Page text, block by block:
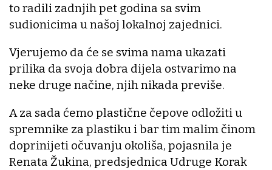
to radili zadnjih pet godina sa svim
sudionicima u našoj lokalnoj zajednici.
Vjerujemo da će se svima nama ukazati
prilika da svoja dobra dijela ostvarimo na
neke druge načine, njih nikada previše.
A za sada ćemo plastične čepove odložiti u
spremnike za plastiku i bar tim malim činom
doprinijeti očuvanju okoliša, pojasnila je
Renata Žukina, predsjednica Udruge Korak